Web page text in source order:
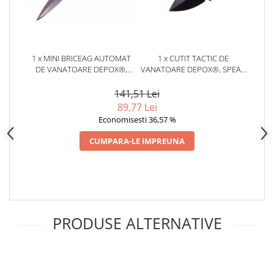
1 x MINI BRICEAG AUTOMAT
DE VANATOARE DEPOX®,
1 x CUTIT TACTIC DE
VANATOARE DEPOX®, SPEAR
CU PRINDERE CUREA
141,51 Lei
89,77 Lei
Economisesti 36,57 %
CUMPARA-LE IMPREUNA
PRODUSE ALTERNATIVE